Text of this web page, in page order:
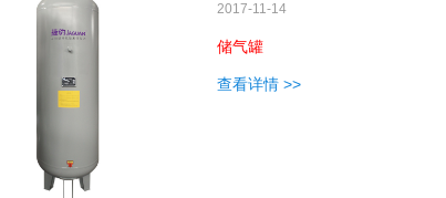
2017-11-14
储气罐
查看详情 >>